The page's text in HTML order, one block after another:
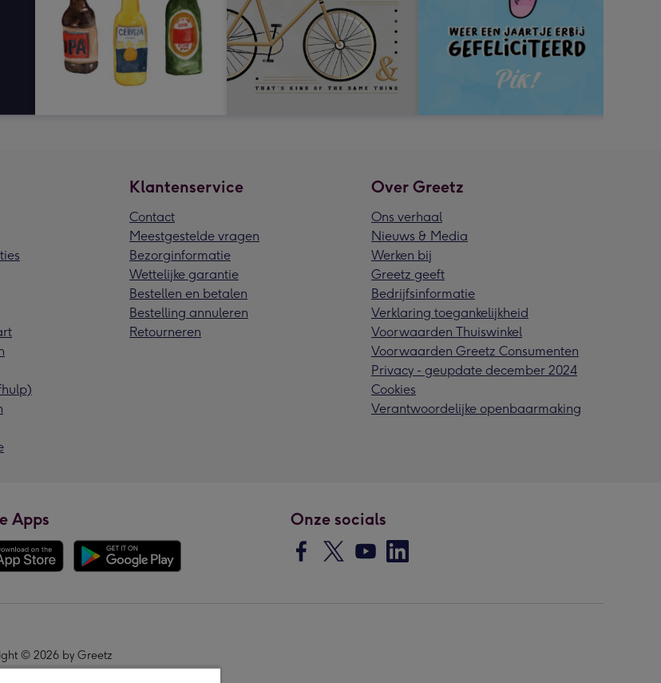
Klantenservice
Contact
Meestgestelde vragen
Bezorginformatie
Wettelijke garantie
Bestellen en betalen
Bestelling annuleren
Retourneren
Over Greetz
Ons verhaal
Nieuws & Media
Werken bij
Greetz geeft
Bedrijfsinformatie
Verklaring toegankelijkheid
Voorwaarden Thuiswinkel
Voorwaarden Greetz Consumenten
Privacy - geupdate december 2024
Cookies
Verantwoordelijke openbaarmaking
Apps Onze socials
© 2026 by Greetz